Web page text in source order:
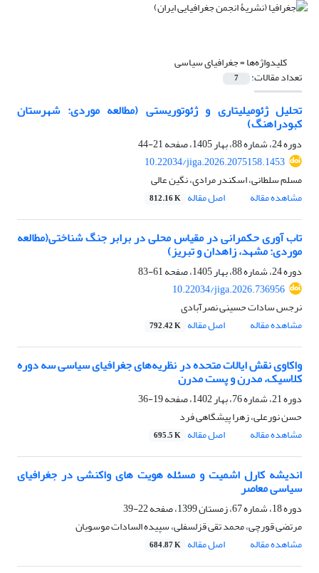
کلیدواژه‌ها =جغرافیای سیاسی
تعداد مقالات: 7
تحلیل ژئومیلیتاری و ژئوتوریستی (مطالعه موردی: شهرستان
کبودراهنگ)
دوره 24، شماره 88، بهار 1405، صفحه
21-44
10.22034/jiga.2026.2075158.1453
مسلم سلطانی، اسکندر مرادی، نگین عالی
مشاهده مقاله
اصل مقاله 812.16 K
تاب آوری حکمرانی در مقیاس محلی در برابر جنگ شناختی(مطالعه
موردی: مشهد، زاهدان و تبریز)
دوره 24، شماره 88، بهار 1405، صفحه
61-83
10.22034/jiga.2026.736956
نرجس سادات حسینی نصرآبادی
مشاهده مقاله
اصل مقاله 792.42 K
واکاوی نقش ایالات متحده در نظریه‌های جغرافیای سیاسی سه دوره
کلاسیک، مدرن و پست مدرن
دوره 21، شماره 76، بهار 1402، صفحه
19-36
حسن نورعلی، زهرا پیشگاهی فرد
مشاهده مقاله
اصل مقاله 695.5 K
اندیشه کارل اشمیت و مسئله هویت های واکنشی در جغرافیای
سیاسی معاصر
دوره 18، شماره 67، زمستان 1399، صفحه
22-39
مرتضی قورچی، محمد تقی قزلسفلی، سپیده السادات موسویان
مشاهده مقاله
اصل مقاله 684.87 K